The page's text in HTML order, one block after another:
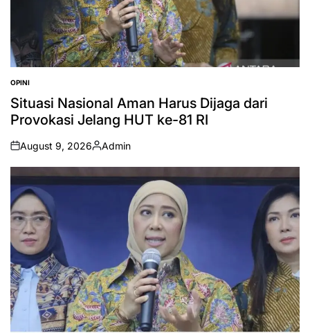
POSTED
IN
OPINI
Situasi Nasional Aman Harus Dijaga dari
Provokasi Jelang HUT ke-81 RI
on
August 9, 2026
Posted
by
Admin